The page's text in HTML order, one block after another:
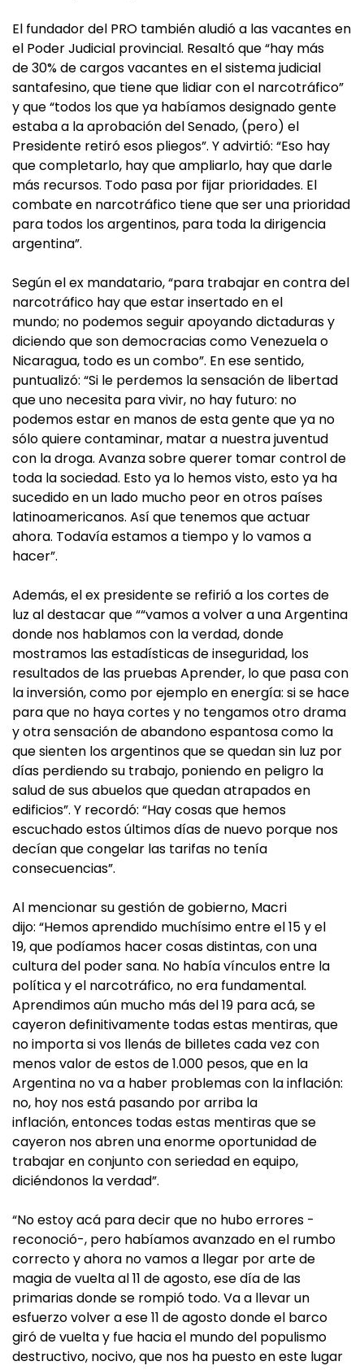
El fundador del PRO también aludió a las vacantes en
el Poder Judicial provincial. Resaltó que “hay más
de 30% de cargos vacantes en el sistema judicial
santafesino, que tiene que lidiar con el narcotráfico”
y que “todos los que ya habíamos designado gente
estaba a la aprobación del Senado, (pero) el
Presidente retiró esos pliegos”. Y advirtió: “Eso hay
que completarlo, hay que ampliarlo, hay que darle
más recursos. Todo pasa por fijar prioridades. El
combate en narcotráfico tiene que ser una prioridad
para todos los argentinos, para toda la dirigencia
argentina”.
Según el ex mandatario, “para trabajar en contra del
narcotráfico hay que estar insertado en el
mundo; no podemos seguir apoyando dictaduras y
diciendo que son democracias como Venezuela o
Nicaragua, todo es un combo”. En ese sentido,
puntualizó: “Si le perdemos la sensación de libertad
que uno necesita para vivir, no hay futuro: no
podemos estar en manos de esta gente que ya no
sólo quiere contaminar, matar a nuestra juventud
con la droga. Avanza sobre querer tomar control de
toda la sociedad. Esto ya lo hemos visto, esto ya ha
sucedido en un lado mucho peor en otros países
latinoamericanos. Así que tenemos que actuar
ahora. Todavía estamos a tiempo y lo vamos a
hacer”.
Además, el ex presidente se refirió a los cortes de
luz al destacar que ““vamos a volver a una Argentina
donde nos hablamos con la verdad, donde
mostramos las estadísticas de inseguridad, los
resultados de las pruebas Aprender, lo que pasa con
la inversión, como por ejemplo en energía: si se hace
para que no haya cortes y no tengamos otro drama
y otra sensación de abandono espantosa como la
que sienten los argentinos que se quedan sin luz por
días perdiendo su trabajo, poniendo en peligro la
salud de sus abuelos que quedan atrapados en
edificios”. Y recordó: “Hay cosas que hemos
escuchado estos últimos días de nuevo porque nos
decían que congelar las tarifas no tenía
consecuencias”.
Al mencionar su gestión de gobierno, Macri
dijo: “Hemos aprendido muchísimo entre el 15 y el
19, que podíamos hacer cosas distintas, con una
cultura del poder sana. No había vínculos entre la
política y el narcotráfico, no era fundamental.
Aprendimos aún mucho más del 19 para acá, se
cayeron definitivamente todas estas mentiras, que
no importa si vos llenás de billetes cada vez con
menos valor de estos de 1.000 pesos, que en la
Argentina no va a haber problemas con la inflación:
no, hoy nos está pasando por arriba la
inflación, entonces todas estas mentiras que se
cayeron nos abren una enorme oportunidad de
trabajar en conjunto con seriedad en equipo,
diciéndonos la verdad”.
“No estoy acá para decir que no hubo errores -
reconoció-, pero habíamos avanzado en el rumbo
correcto y ahora no vamos a llegar por arte de
magia de vuelta al 11 de agosto, ese día de las
primarias donde se rompió todo. Va a llevar un
esfuerzo volver a ese 11 de agosto donde el barco
giró de vuelta y fue hacia el mundo del populismo
destructivo, nocivo, que nos ha puesto en este lugar